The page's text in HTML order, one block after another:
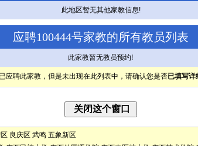
此地区暂无其他家教信息!
应聘100444号家教的所有教员列表
此家教暂无教员预约!
应聘此家教，但是未出现在此列表中，请确认您是否已填写详
良庆区 武鸣 五象新区